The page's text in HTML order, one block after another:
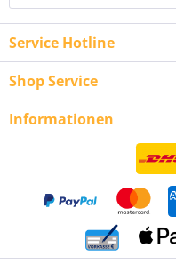
Service Hotline
Shop Service
Informationen